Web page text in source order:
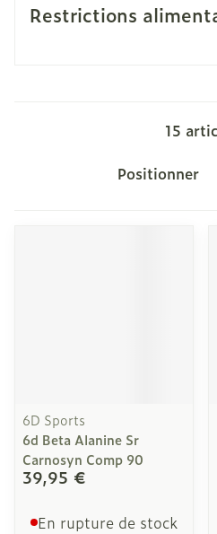
Restrictions
15
Trier par:
6D Sports
6d Beta Alanine Sr
Carnosyn Comp 90
39,95 €
En rupture de stock